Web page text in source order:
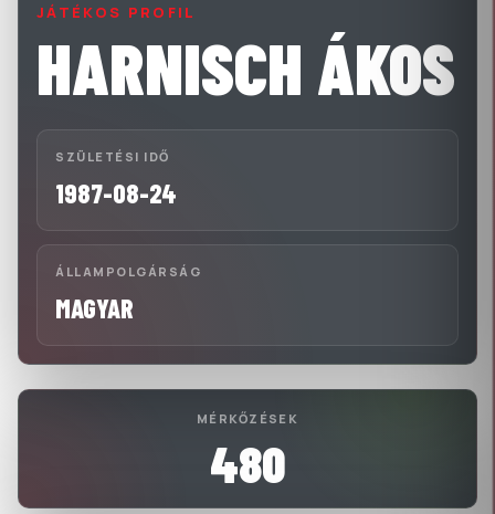
JÁTÉKOS PROFIL
HARNISCH ÁKOS
SZÜLETÉSI IDŐ
1987-08-24
ÁLLAMPOLGÁRSÁG
MAGYAR
MÉRKŐZÉSEK
480